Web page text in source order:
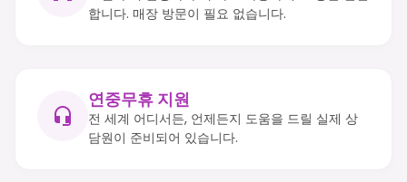
합니다. 매장 방문이 필요 없습니다.
연중무휴 지원
전 세계 어디서든, 언제든지 도움을 드릴 실제 상
담원이 준비되어 있습니다.